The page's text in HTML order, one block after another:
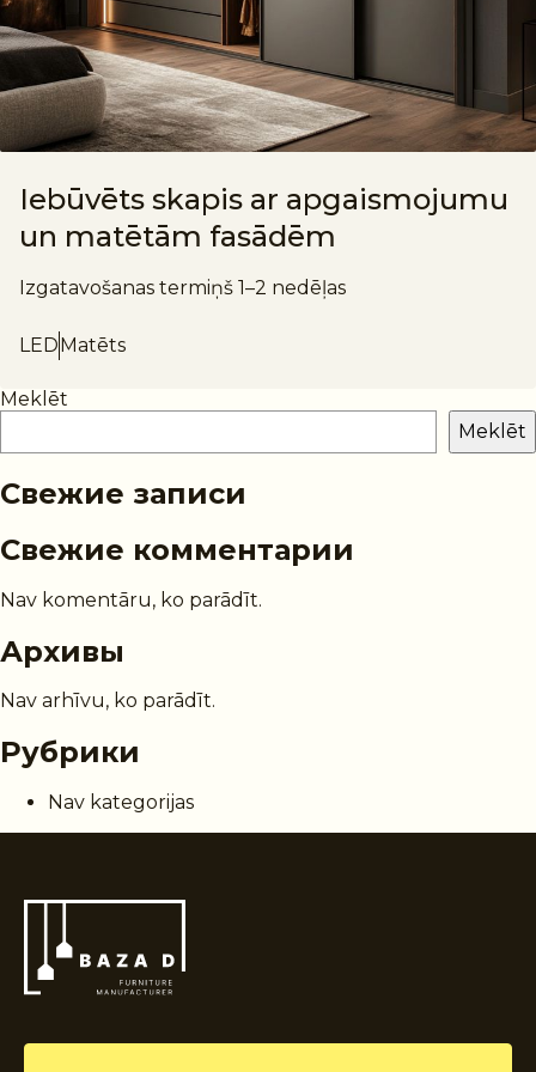
Iebūvēts skapis ar apgaismojumu
un matētām fasādēm
Izgatavošanas termiņš 1–2 nedēļas
LEDMatēts
Meklēt
Meklēt
Свежие записи
Свежие комментарии
Nav komentāru, ko parādīt.
Архивы
Nav arhīvu, ko parādīt.
Рубрики
Nav kategorijas